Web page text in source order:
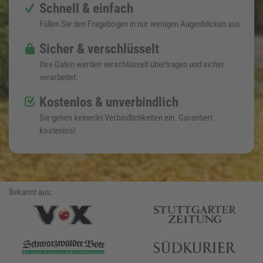
Schnell & einfach
Füllen Sie den Fragebogen in nur wenigen Augenblicken aus.
Sicher & verschlüsselt
Ihre Daten werden verschlüsselt übertragen und sicher
verarbeitet.
Kostenlos & unverbindlich
Sie gehen keinerlei Verbindlichkeiten ein. Garantiert
kostenlos!
Bekannt aus: